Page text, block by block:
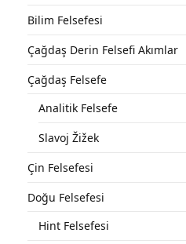
Bilim Felsefesi
Çağdaş Derin Felsefi Akımlar
Çağdaş Felsefe
Analitik Felsefe
Slavoj Žižek
Çin Felsefesi
Doğu Felsefesi
Hint Felsefesi